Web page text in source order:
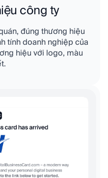
công ty
đúng thương hiệu
tính doanh nghiệp của
hiệu với logo, màu